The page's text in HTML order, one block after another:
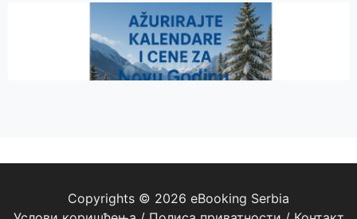
Copyrights © 2026 eBooking Serbia